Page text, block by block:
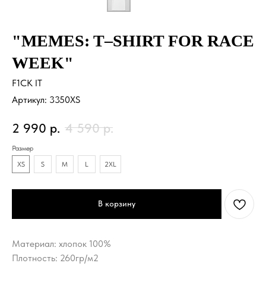
"MEMES: T–SHIRT FOR RACE
WEEK"
F1CK IT
Артикул: 3350XS
2 990 р. 4 590 р.
Размер
XS
S M L 2XL
В корзину
Материал: хлопок 100%
Плотность: 260гр/м2